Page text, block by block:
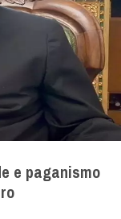
e paganismo